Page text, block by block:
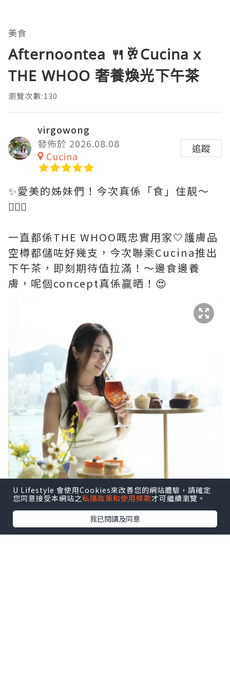
美食
Afternoontea 🍴🥂Cucina x
THE WHOO 奢養煥光下午茶
瀏覽次數:130
virgowong
發佈於 2026.08.08
Cucina
追蹤
✨愛美的姊妹們！今次真係「食」住靚～
💆🏻‍♀️
一直都係THE WHOO嘅忠實用家🤍護膚品
空樽都儲咗好幾支，今次聯乘Cucina推出
下午茶，即刻期待值拉滿！～邊食邊養
膚，呢個concept真係贏晒！😍
U Lifestyle 會使用Cookies來改善您的網站體驗，請確定
您同意接受本網站之私隱政策和使用條款才可繼續瀏覽。
我已閱讀及同意